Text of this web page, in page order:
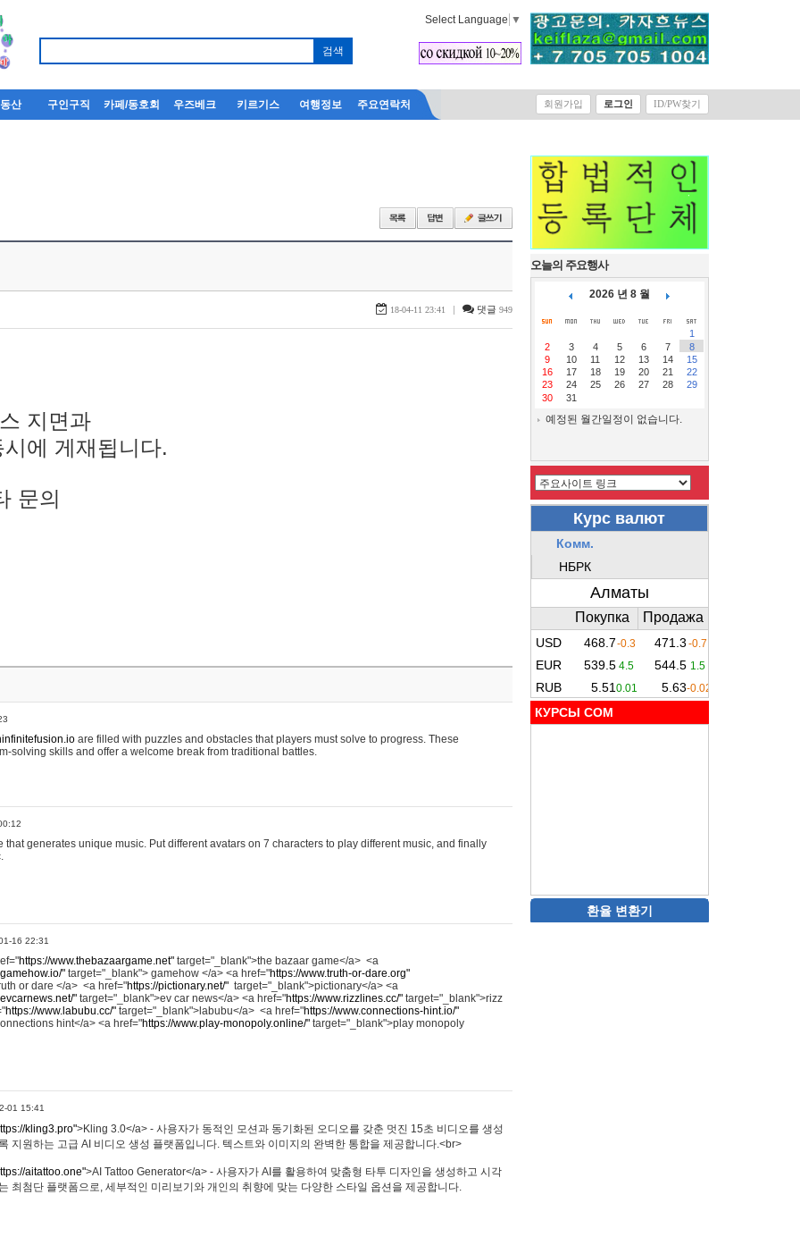
Select Language ▼
산 구인구직 카페/동호회 우즈베크 키르기스 여행정보 주요연락처 회원가입 로그인 ID/PW찾기
18-04-11 23:41 | 댓글 949
지면과
에 게재됩니다.
문의
are filled with puzzles and obstacles that players must solve to progress. These
solving skills and offer a welcome break from traditional battles.
that generates unique music. Put different avatars on 7 characters to play different music, and finally
16 22:31
https://www.thebazaargame.net" target="_blank">the bazaar game</a> <a
" target="_blank"> gamehow </a> <a href="https://www.truth-or-dare.org"
or dare </a> <a href="https://pictionary.net/" target="_blank">pictionary</a> <a
" target="_blank">ev car news</a> <a href="https://www.rizzlines.cc/" target="_blank">rizz
https://www.labubu.cc/" target="_blank">labubu</a> <a href="https://www.connections-hint.io/"
hint</a> <a href="https://www.play-monopoly.online/" target="_blank">play monopoly
01 15:41
kling3.pro">Kling 3.0</a> - 사용자가 동적인 모션과 동기화된 오디오를 갖춘 멋진 15초 비디오를 생성
지원하는 고급 AI 비디오 생성 플랫폼입니다. 텍스트와 이미지의 완벽한 통합을 제공합니다.<br>
aitattoo.one">AI Tattoo Generator</a> - 사용자가 AI를 활용하여 맞춤형 타투 디자인을 생성하고 시각
최첨단 플랫폼으로, 세부적인 미리보기와 개인의 취향에 맞는 다양한 스타일 옵션을 제공합니다.
오늘의 주요행사
2026 년 8 월
1
2
3 4 5 6 7
8
9
10 11 12 13 14
15
16
17 18 19 20 21
22
23
24 25 26 27 28
29
30
31
예정된 월간일정이 없습니다.
КУРСЫ COM
환율 변환기